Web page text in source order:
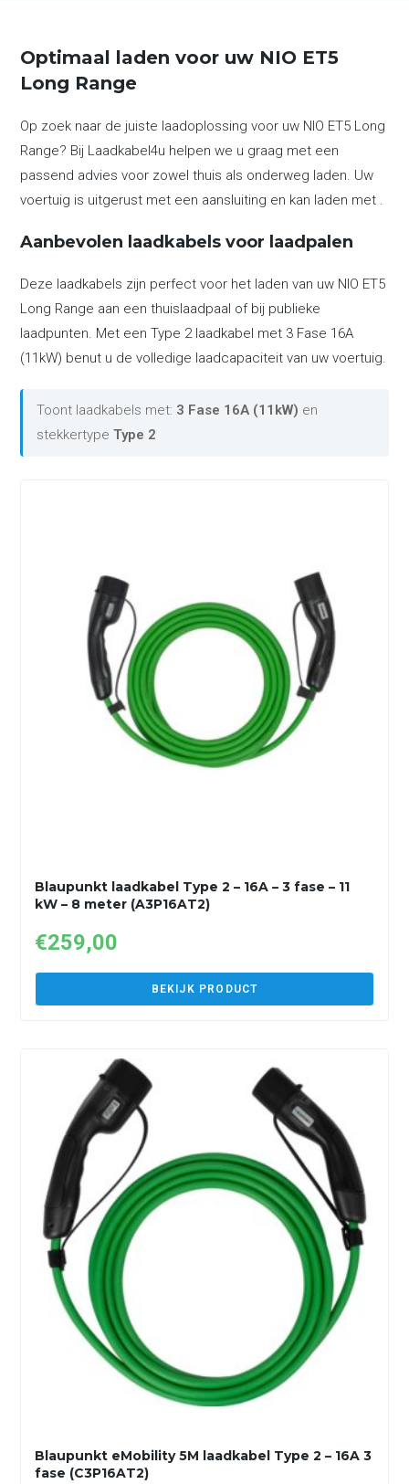
Optimaal laden voor uw NIO ET5
Long Range
Op zoek naar de juiste laadoplossing voor uw NIO ET5 Long
Range? Bij Laadkabel4u helpen we u graag met een
passend advies voor zowel thuis als onderweg laden. Uw
voertuig is uitgerust met een aansluiting en kan laden met .
Aanbevolen laadkabels voor laadpalen
Deze laadkabels zijn perfect voor het laden van uw NIO ET5
Long Range aan een thuislaadpaal of bij publieke
laadpunten. Met een Type 2 laadkabel met 3 Fase 16A
(11kW) benut u de volledige laadcapaciteit van uw voertuig.
Toont laadkabels met: 3 Fase 16A (11kW) en
stekkertypeType 2
Blaupunkt laadkabel Type 2 – 16A – 3 fase – 11
kW – 8 meter (A3P16AT2)
€259,00
BEKIJK PRODUCT
Blaupunkt eMobility 5M laadkabel Type 2 – 16A 3
fase (C3P16AT2)